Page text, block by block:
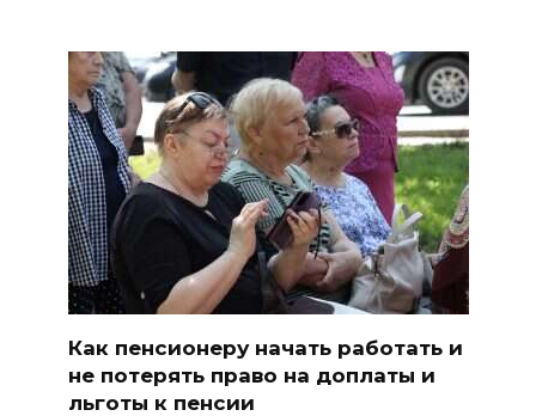
Как пенсионеру начать работать и
не потерять право на доплаты и
льготы к пенсии